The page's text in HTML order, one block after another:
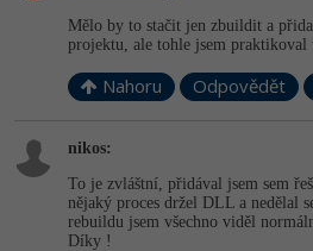
Mělo by to stačit jen zbuildit a
projektu, ale tohle jsem praktikoval
Nahoru Odpovědět
nikos:
To je zvláštní, přidával jsem sem
nějaký proces držel DLL a nedělal
rebuildu jsem všechno viděl
Díky !